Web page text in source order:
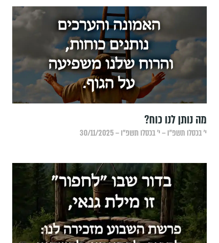
מה נותן לנו כוח?
י׳ בכסלו תשפ״ו – י׳ בכסלו תשפ״ו – 30/11/2025